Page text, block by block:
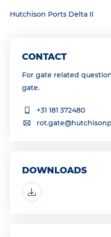
Hutchison Ports Delta II
CONTACT
For gate related
gate.
+31 181 372480
DOWNLOADS